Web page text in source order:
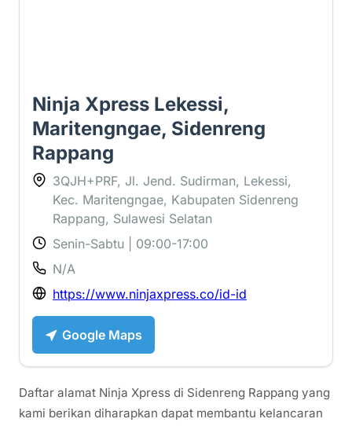
Ninja Xpress Lekessi,
Maritengngae, Sidenreng
Rappang
3QJH+PRF, Jl. Jend. Sudirman, Lekessi,
Kec. Maritengngae, Kabupaten Sidenreng
Rappang, Sulawesi Selatan
Senin-Sabtu | 09:00-17:00
N/A
https://www.ninjaxpress.co/id-id
Google Maps
Daftar alamat Ninja Xpress di Sidenreng Rappang yang
kami berikan diharapkan dapat membantu kelancaran